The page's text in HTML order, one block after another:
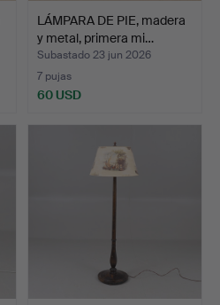
LÁMPARA DE PIE, madera
y metal, primera mi…
Subastado 23 jun 2026
7 pujas
60 USD